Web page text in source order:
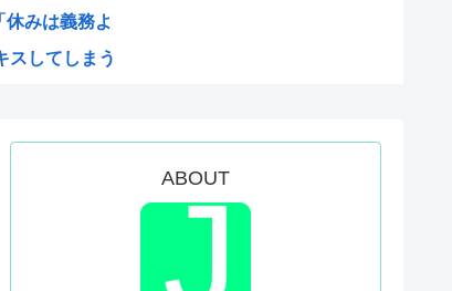
みは義務よ
スしてしまう
イ・ジョンフ」→「」...
素から培った協力関係が」...
渡るその場しのぎ、先送...
ABOUT